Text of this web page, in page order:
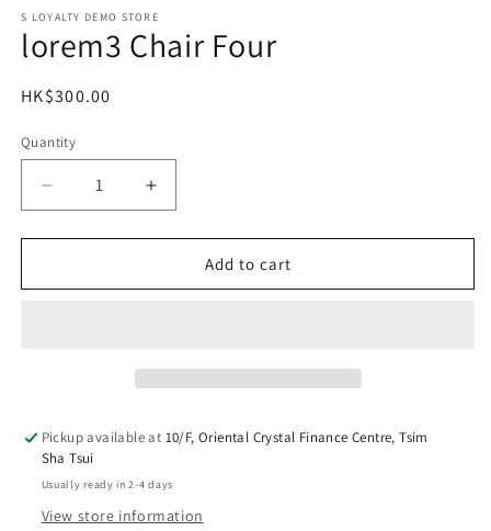
1
in
modal
S LOYALTY DEMO STORE
lorem3 Chair Four
Regular
HK$300.00
Quantity
Decrease
quantity
for
Chair
Increase
quantity
for
lorem3
Chair
Add to cart
Pickup available at 10/F, Oriental Crystal Finance Centre, Tsim
Sha Tsui
Usually ready in 2-4 days
View store information